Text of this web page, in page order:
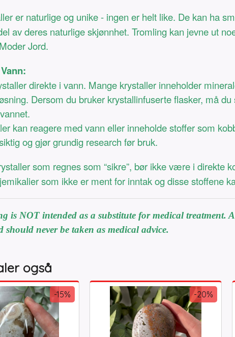
er naturlige og unike - ingen er helt like. De kan ha
av deres naturlige skjønnhet. Tromling kan jevne ut
Jord.
direkte i vann. Mange krystaller inneholder
Dersom du bruker krystallinfuserte flasker, må
kan reagere med vann eller inneholde stoffer som
og gjør grundig research før bruk.
som regnes som “sikre”, bør ikke være i direkte
som ikke er ment for inntak og disse stoffene
is NOT intended as a substitute for medical
should never be taken as medical advice.
også
-15% -20%